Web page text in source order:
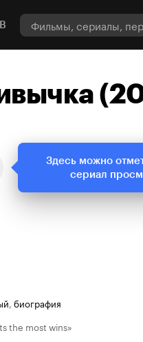
, биография
the most wins»
Здесь можно
сериал